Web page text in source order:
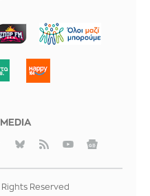
ΜΠΟΡΟΥΜΕ
Reserved